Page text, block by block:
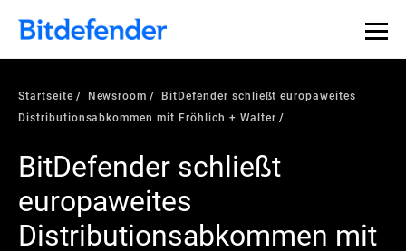
Startseite Newsroom
BitDefender schließt europaweites
Distributionsabkommen mit Fröhlich + Walter
BitDefender schließt
europaweites
Distributionsabkommen mit